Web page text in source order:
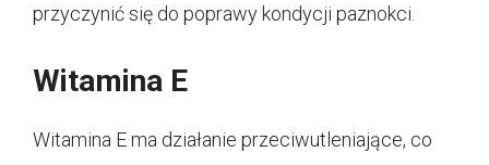
przyczynić się do poprawy kondycji paznokci.
Witamina E
Witamina E ma działanie przeciwutleniające, co